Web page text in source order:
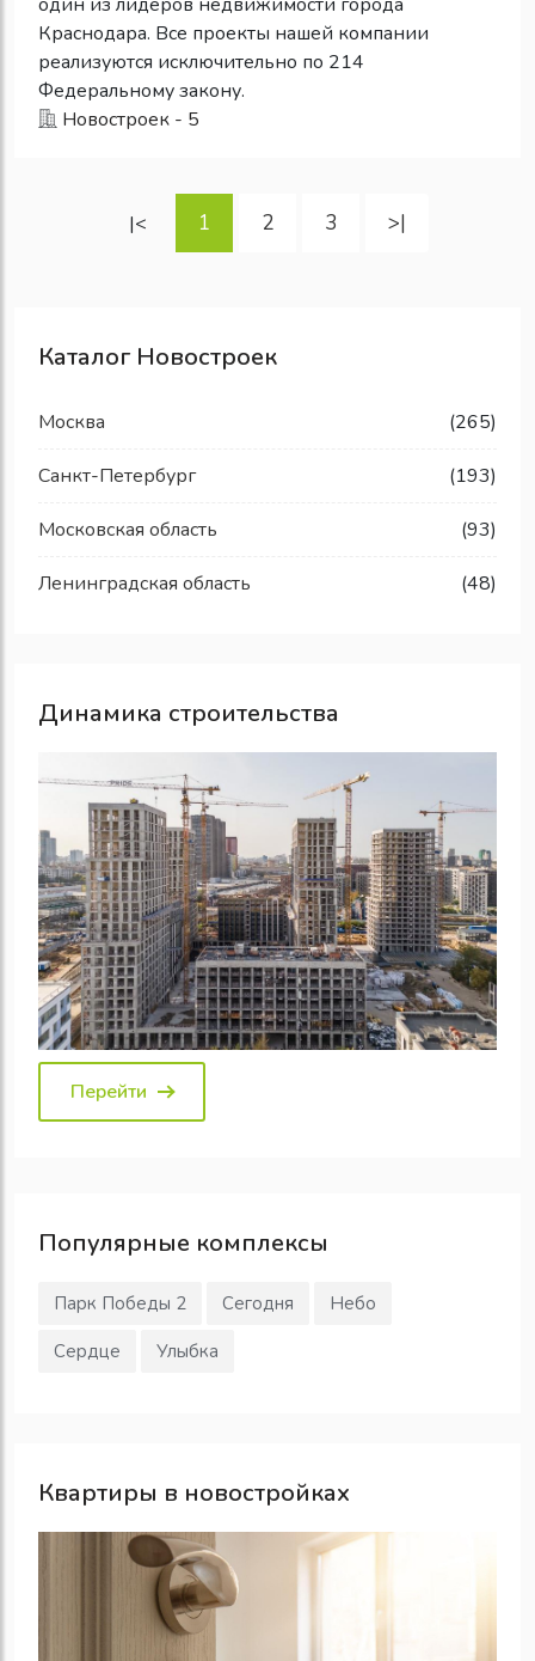
Краснодара. Все проекты нашей компании
реализуются исключительно по 214
Федеральному закону.
Новостроек - 5
|< 1 2 3 >|
Каталог Новостроек
Москва (265)
Санкт-Петербург (193)
Московская область (93)
Ленинградская область (48)
Динамика строительства
Перейти
Популярные комплексы
Парк Победы 2 Сегодня
Небо
Сердце
Улыбка
Квартиры в новостройках